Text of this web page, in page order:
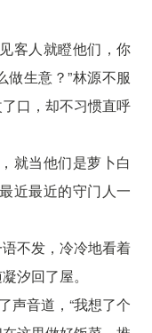
客人就瞪他们，你
生意？”林源不服
口，却不习惯直呼
就当他们是萝卜白
近最近的守门人一
不发，冷冷地看着
汐回了屋。
声音道，“我想了个